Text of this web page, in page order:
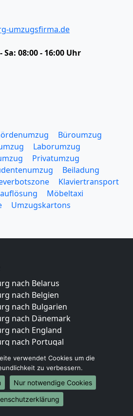
umzugsfirma.de
Sa: 08:00 - 16:00 Uhr
Büroumzug
Laborumzug
Privatumzug
Beiladung
Klaviertransport
Möbeltaxi
Umzugskartons
nach Belarus
nach Belgien
nach Bulgarien
nach Dänemark
nach England
nach Portugal
nach Bosnien
nach Irland
nach Lettland
nach Zypern
verwendet Cookies um die
zu verbessern.
Nur notwendige Cookies